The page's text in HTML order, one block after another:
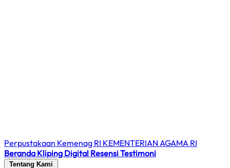
Perpustakaan Kemenag RI KEMENTERIAN AGAMA RI
Beranda Kliping Digital ResensiTestimoni
Tentang Kami